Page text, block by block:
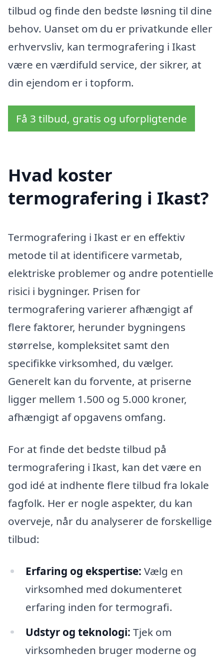
tilbud og finde den bedste løsning til dine
behov. Uanset om du er privatkunde eller
erhvervsliv, kan termografering i Ikast
være en værdifuld service, der sikrer, at
din ejendom er i topform.
Få 3 tilbud, gratis og uforpligtende
Hvad koster
termografering i Ikast?
Termografering i Ikast er en effektiv
metode til at identificere varmetab,
elektriske problemer og andre potentielle
risici i bygninger. Prisen for
termografering varierer afhængigt af
flere faktorer, herunder bygningens
størrelse, kompleksitet samt den
specifikke virksomhed, du vælger.
Generelt kan du forvente, at priserne
ligger mellem 1.500 og 5.000 kroner,
afhængigt af opgavens omfang.
For at finde det bedste tilbud på
termografering i Ikast, kan det være en
god idé at indhente flere tilbud fra lokale
fagfolk. Her er nogle aspekter, du kan
overveje, når du analyserer de forskellige
tilbud:
Erfaring og ekspertise: Vælg en
virksomhed med dokumenteret
erfaring inden for termografi.
Udstyr og teknologi: Tjek om
virksomheden bruger moderne og